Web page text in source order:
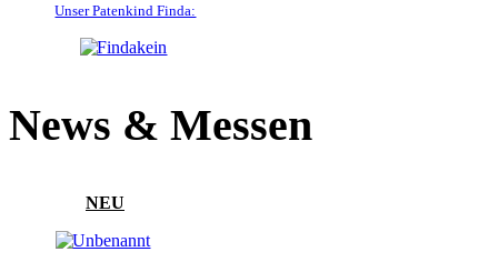
Unser Patenkind Finda:
News & Messen
NEU